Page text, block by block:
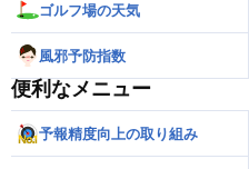
ゴルフ場の天気
風邪予防指数
便利なメニュー
予報精度向上の取り組み